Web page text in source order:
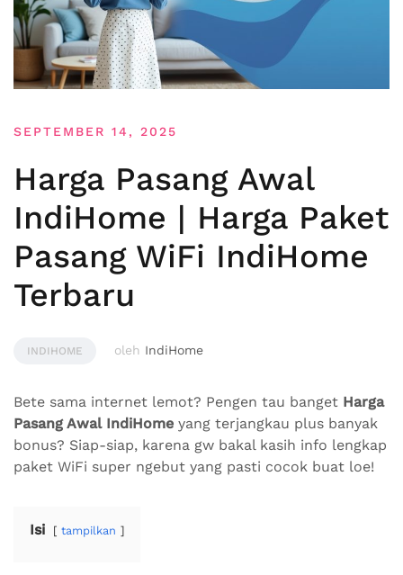
SEPTEMBER 14, 2025
Harga Pasang Awal
IndiHome | Harga Paket
Pasang WiFi IndiHome
Terbaru
INDIHOME oleh IndiHome
Bete sama internet lemot? Pengen tau banget Harga
Pasang Awal IndiHome yang terjangkau plus banyak
bonus? Siap-siap, karena gw bakal kasih info lengkap
paket WiFi super ngebut yang pasti cocok buat loe!
Isi tampilkan